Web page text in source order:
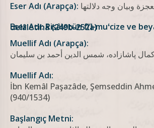
Eser Adı (Arapça): وبيان وجه دلالتها
Eser Adı: Risâletün fi’l-muʻcize ve beyâni vechi delâletihâ (249b-252a)
Muellif Adı (Arapça):
پاشازاده، شمس الدين أحمد بن سليمان
Muellif Adı:
İbn Kemâl Paşazâde, Şemseddin
(940/1534)
Başlangıç Metni: